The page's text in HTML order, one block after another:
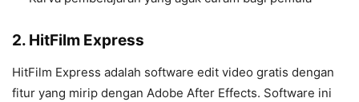
2. HitFilm Express
HitFilm Express adalah software edit video gratis dengan
fitur yang mirip dengan Adobe After Effects. Software ini